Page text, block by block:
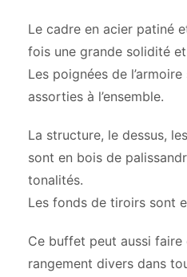
Le cadre en acier patiné
fois une grande solidité
Les poignées de
assorties à l’ensemble.
La structure, le dessus,
sont en bois de
tonalités.
Les fonds de tiroirs sont
Ce buffet peut aussi
rangement divers dans